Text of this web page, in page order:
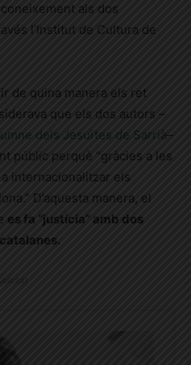
als dos
l’Institut de Cultura de
de quina manera els ret
que els dos autors –
dels Jesuïtes de Sarrià–
públic perquè “gràcies a les
internacionalitzar els
D’aquesta manera, el
es fa “justícia” amb dos